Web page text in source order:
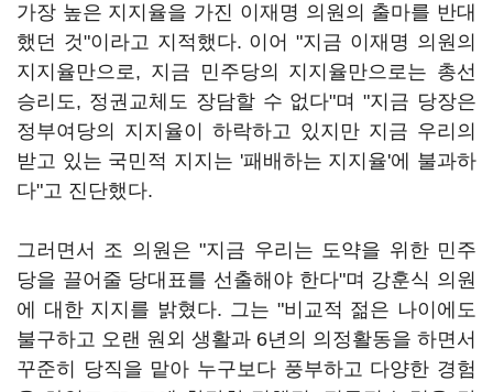
가장 높은 지지율을 가진 이재명 의원의 출마를 반대
했던 것"이라고 지적했다. 이어 "지금 이재명 의원의
지지율만으로, 지금 민주당의 지지율만으로는 총선
승리도, 정권교체도 장담할 수 없다"며 "지금 당장은
정부여당의 지지율이 하락하고 있지만 지금 우리의
받고 있는 국민적 지지는 '패배하는 지지율'에 불과하
다"고 진단했다.
그러면서 조 의원은 "지금 우리는 도약을 위한 민주
당을 끌어줄 당대표를 선출해야 한다"며 강훈식 의원
에 대한 지지를 밝혔다. 그는 "비교적 젊은 나이에도
불구하고 오랜 원외 생활과 6년의 의정활동을 하면서
꾸준히 당직을 맡아 누구보다 풍부하고 다양한 경험